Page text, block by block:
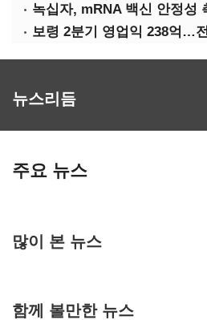
녹십자, mRNA 백신 안정성
보령 2분기 영업익 238억…
뉴스리듬
주요 뉴스
많이 본 뉴스
함께 볼만한 뉴스